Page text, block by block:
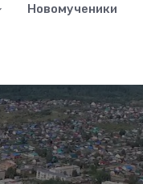
Новомученики